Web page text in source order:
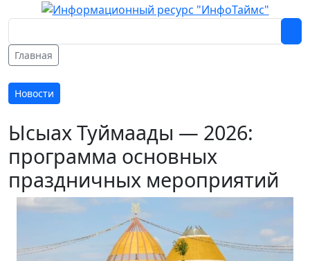
Главная
Новости
Ысыах Туймаады — 2026:
программа основных
праздничных мероприятий